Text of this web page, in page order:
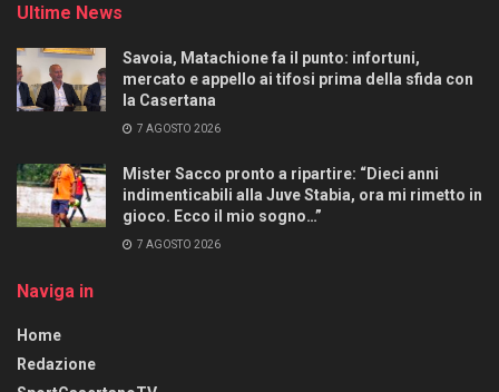
Ultime News
Savoia, Matachione fa il punto: infortuni,
mercato e appello ai tifosi prima della sfida con
la Casertana
7 AGOSTO 2026
Mister Sacco pronto a ripartire: “Dieci anni
indimenticabili alla Juve Stabia, ora mi rimetto in
gioco. Ecco il mio sogno…”
7 AGOSTO 2026
Naviga in
Home
Redazione